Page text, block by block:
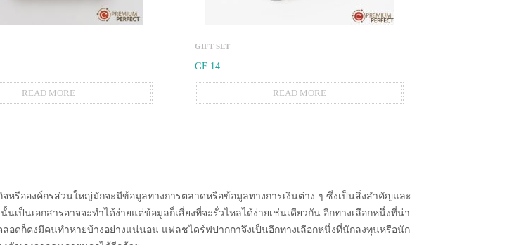
READ MORE
GIFT SET
GF 14
READ MORE
หรือองค์กรส่วนใหญ่มักจะมีข้อมูลทางการตลาดหรือข้อมูลทางการเงินต่าง ๆ ซึ่งเป็นสิ่งสำคัญและ
เป็นเอกสารอาจจะทำได้ง่ายแต่ข้อมูลก็เสี่ยงที่จะรั่วไหลได้ง่ายเช่นเดียวกัน อีกทางเลือกหนึ่งที่น่า
อดก็คงมีคนทำหายบ้างอย่างแน่นอน แฟลชไดร์ฟปากกาจึงเป็นอีกทางเลือกหนึ่งที่นักลงทุนหรือนัก